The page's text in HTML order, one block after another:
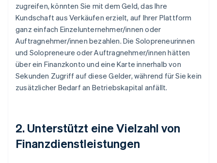
zugreifen, könnten Sie mit dem Geld, das Ihre
Kundschaft aus Verkäufen erzielt, auf Ihrer Plattform
ganz einfach Einzelunternehmer/innen oder
Auftragnehmer/innen bezahlen. Die Solopreneurinnen
und Solopreneure oder Auftragnehmer/innen hätten
über ein Finanzkonto und eine Karte innerhalb von
Sekunden Zugriff auf diese Gelder, während für Sie kein
zusätzlicher Bedarf an Betriebskapital anfällt.
2. Unterstützt eine Vielzahl von
Finanzdienstleistungen